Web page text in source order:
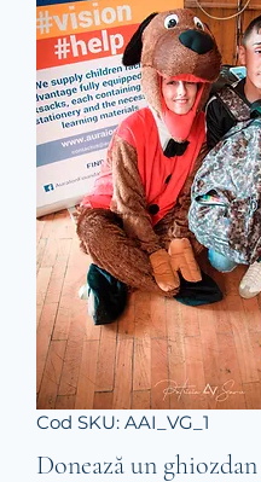
Cod SKU: AAI_VG_1
Donează un